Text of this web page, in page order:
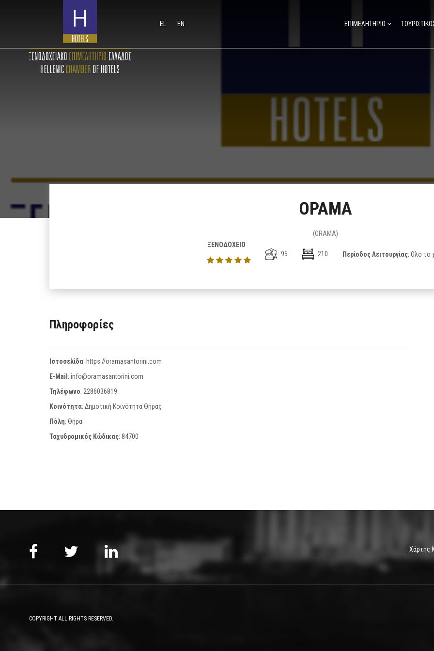
EL EN ΕΠΙΜΕΛΗΤΗΡΙΟ
ΟΡΑΜΑ
(ORAMA)
ΞΕΝΟΔΟΧΕΙΟ
95
210 Περίοδος Λειτουργίας: Όλο το
Πληροφορίες
Ιστοσελίδα: https://oramasantorini.com
E-Mail : info@oramasantorini.com
Τηλέφωνο: 2286036819
Κοινότητα: Δημοτική Κοινότητα Θήρας
Πόλη: Θήρα
Ταχυδρομικός Κώδικας: 84700
Χάρτης
COPYRIGHT ALL RIGHTS RESERVED.